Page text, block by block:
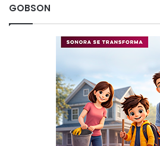
GOBSON